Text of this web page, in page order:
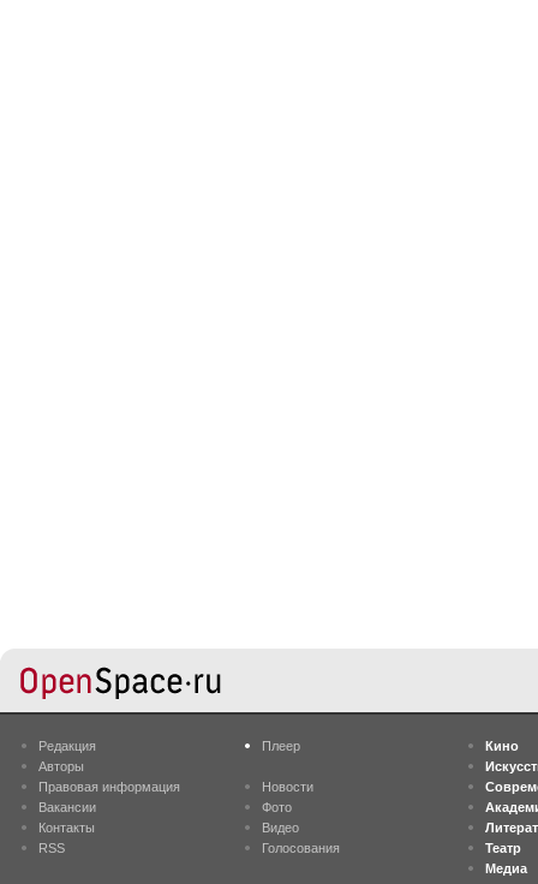
Редакция
Авторы
Правовая информация
Вакансии
Контакты
RSS
Плеер
Новости
Фото
Видео
Голосования
Кино
Театр
Медиа